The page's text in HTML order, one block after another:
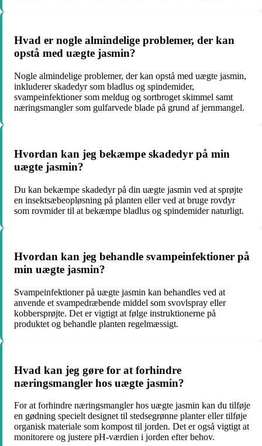
Hvad er nogle almindelige problemer, der kan
opstå med uægte jasmin?
Nogle almindelige problemer, der kan opstå med uægte jasmin,
inkluderer skadedyr som bladlus og spindemider,
svampeinfektioner som meldug og sortbroget skimmel samt
næringsmangler som gulfarvede blade på grund af jernmangel.
Hvordan kan jeg bekæmpe skadedyr på min
uægte jasmin?
Du kan bekæmpe skadedyr på din uægte jasmin ved at sprøjte
en insektsæbeopløsning på planten eller ved at bruge rovdyr
som rovmider til at bekæmpe bladlus og spindemider naturligt.
Hvordan kan jeg behandle svampeinfektioner på
min uægte jasmin?
Svampeinfektioner på uægte jasmin kan behandles ved at
anvende et svampedræbende middel som svovlspray eller
kobbersprøjte. Det er vigtigt at følge instruktionerne på
produktet og behandle planten regelmæssigt.
Hvad kan jeg gøre for at forhindre
næringsmangler hos uægte jasmin?
For at forhindre næringsmangler hos uægte jasmin kan du tilføje
en gødning specielt designet til stedsegrønne planter eller tilføje
organisk materiale som kompost til jorden. Det er også vigtigt at
monitorere og justere pH-værdien i jorden efter behov.